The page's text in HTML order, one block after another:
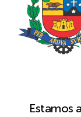
Estamos